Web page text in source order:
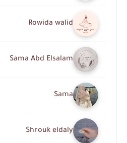
Rowida walid
Sama Abd Elsalam
Sama
Shrouk eldaly